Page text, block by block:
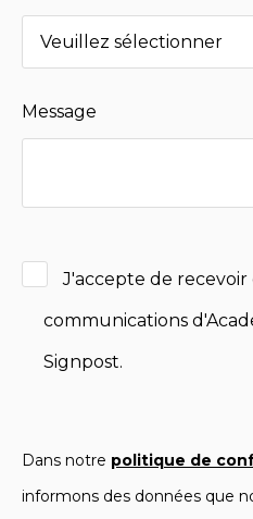
Message
J'accepte de
communications
Signpost.
Dans notre politique de
informons des données que